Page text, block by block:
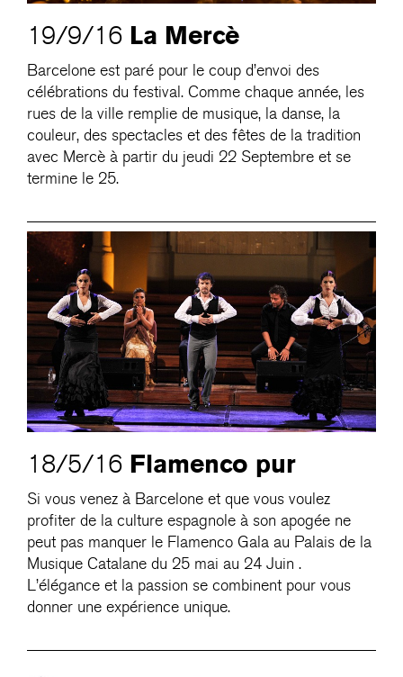
19/9/16 La Mercè
Barcelone est paré pour le coup d’envoi des
célébrations du festival. Comme chaque année, les
rues de la ville remplie de musique, la danse, la
couleur, des spectacles et des fêtes de la tradition
avec Mercè à partir du jeudi 22 Septembre et se
termine le 25.
18/5/16 Flamenco pur
Si vous venez à Barcelone et que vous voulez
profiter de la culture espagnole à son apogée ne
peut pas manquer le Flamenco Gala au Palais de la
Musique Catalane du 25 mai au 24 Juin .
L’élégance et la passion se combinent pour vous
donner une expérience unique.